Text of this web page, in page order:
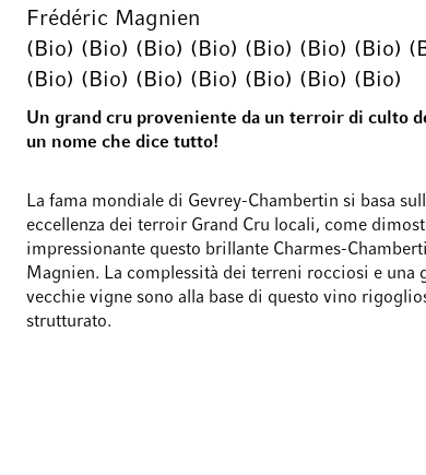
Frédéric Magnien
(Bio) (Bio) (Bio) (Bio) (Bio) (Bio) (Bio)
(Bio) (Bio) (Bio) (Bio) (Bio) (Bio) (Bio)
Un grand cru proveniente da un terroir di culto
un nome che dice tutto!
La fama mondiale di Gevrey-Chambertin si basa
eccellenza dei terroir Grand Cru locali, come
impressionante questo brillante Charmes-
Magnien. La complessità dei terreni rocciosi e una
vecchie vigne sono alla base di questo vino
strutturato.